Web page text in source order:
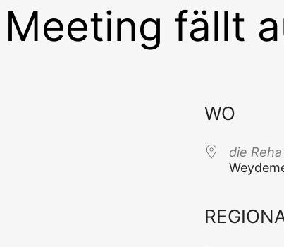
Meeting fällt
WO
die Reha